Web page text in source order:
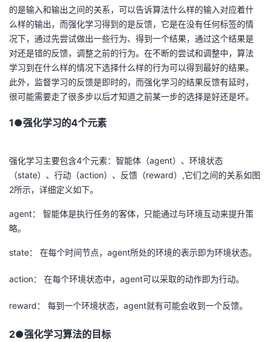
的是输入和输出之间的关系，可以告诉算法什么样的输入对应着什
么样的输出，而强化学习得到的是反馈，它是在没有任何标签的情
况下，通过先尝试做出一些行为、得到一个结果，通过这个结果是
对还是错的反馈，调整之前的行为。在不断的尝试和调整中，算法
学习到在什么样的情况下选择什么样的行为可以得到最好的结果。
此外，监督学习的反馈是即时的，而强化学习的结果反馈有延时，
很可能需要走了很多步以后才知道之前某一步的选择是好还是坏。
1●强化学习的4个元素
强化学习主要包含4个元素：智能体（agent）、环境状态
（state）、行动（action）、反馈（reward）,它们之间的关系如图
2所示，详细定义如下。
agent： 智能体是执行任务的客体，只能通过与环境互动来提升策
略。
state： 在每个时间节点，agent所处的环境的表示即为环境状态。
action： 在每个环境状态中，agent可以采取的动作即为行动。
reward： 每到一个环境状态，agent就有可能会收到一个反馈。
2●强化学习算法的目标